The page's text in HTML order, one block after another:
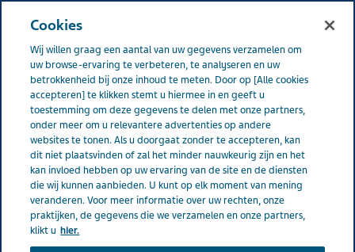
Cookies
Wij willen graag een aantal van uw gegevens verzamelen om
uw browse-ervaring te verbeteren, te analyseren en uw
betrokkenheid bij onze inhoud te meten. Door op [Alle cookies
accepteren] te klikken stemt u hiermee in en geeft u
toestemming om deze gegevens te delen met onze partners,
onder meer om u relevantere advertenties op andere
websites te tonen. Als u doorgaat zonder te accepteren, kan
dit niet plaatsvinden of zal het minder nauwkeurig zijn en het
kan invloed hebben op uw ervaring van de site en de diensten
die wij kunnen aanbieden. U kunt op elk moment van mening
veranderen. Voor meer informatie over uw rechten, onze
praktijken, de gegevens die we verzamelen en onze partners,
klikt u hier.